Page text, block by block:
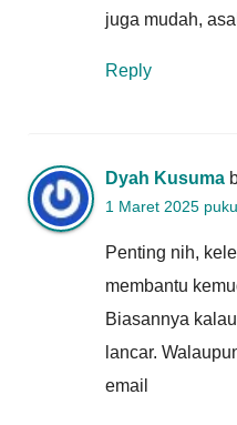
juga mudah,
Reply
Dyah Kusuma
1 Maret 2025
Penting nih,
membantu
Biasannya
lancar.
email